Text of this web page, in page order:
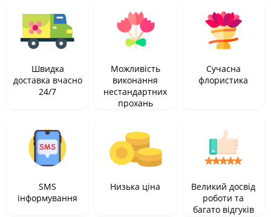
Швидка
доставка вчасно
24/7
Можливість
виконання
нестандартних
прохань
Сучасна
флористика
SMS
інформування
Низька ціна
Великий досвід
роботи та
багато відгуків